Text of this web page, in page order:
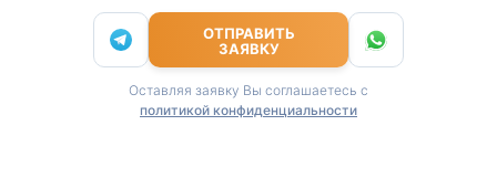
ОТПРАВИТЬ
ЗАЯВКУ
Оставляя заявку Вы соглашаетесь с
политикой конфиденциальности